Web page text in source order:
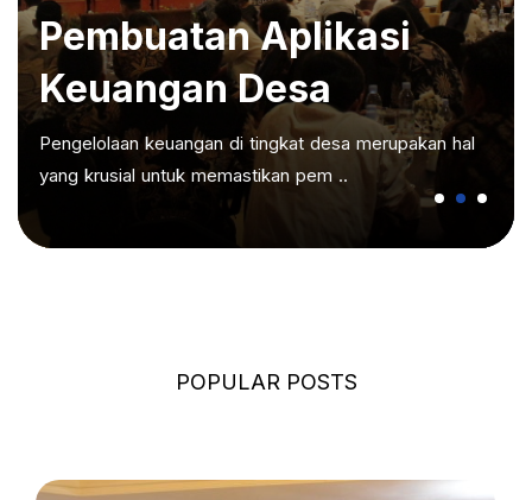
Pembuatan Aplikasi
Keuangan Desa
Pengelolaan keuangan di tingkat desa merupakan hal
yang krusial untuk memastikan pem ..
POPULAR POSTS